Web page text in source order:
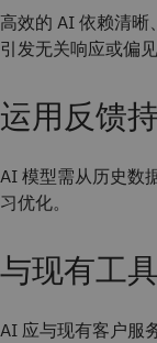
高效的 AI 依赖清晰
引发无关响应或偏
运用反馈
AI 模型需从历史数
习优化。
与现有工
AI 应与现有客户服